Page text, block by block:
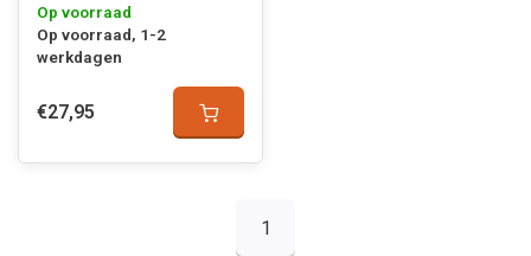
Op voorraad
Op voorraad, 1-2
werkdagen
€27,95
1